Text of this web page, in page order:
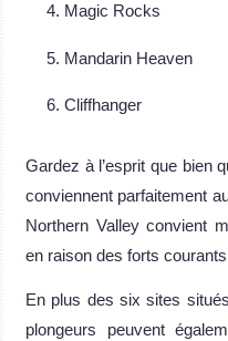
Magic Rocks
Mandarin Heaven
Cliffhanger
Gardez à l’esprit que bien
conviennent parfaitement
Northern Valley convient
en raison des forts
En plus des six sites
plongeurs peuvent